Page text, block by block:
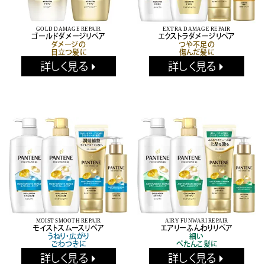
GOLD DAMAGE REPAIR
ゴールドダメージリペア
ダメージの
目立つ髪に
詳しく見る
EXTRA DAMAGE REPAIR
エクストラダメージリペア
つや不足の
傷んだ髪に
詳しく見る
MOIST SMOOTH REPAIR
モイストスムースリペア
うねり・広がり
ごわつきに
詳しく見る
AIRY FUNWARI REPAIR
エアリーふんわりリペア
細い
ぺたんこ髪に
詳しく見る